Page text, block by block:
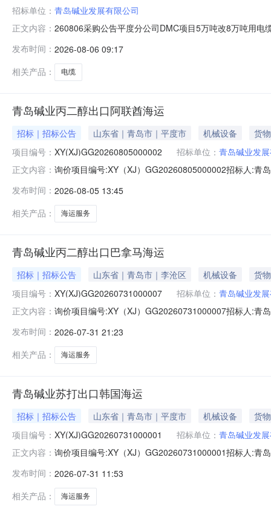
招标单位： 青岛碱业发展有限公司
正文内容： 260806采购公告平度分公司DMC项目5万吨改8万吨用电
发布时间： 2026-08-06 09:17
相关产品：
电缆
青岛碱业丙二醇出口阿联酋海运
招标｜招标公告 山东省｜青岛市｜平度市 机械设备
货物
项目编号： XY(XJ)GG20260805000002 招标单位： 青岛碱业发
正文内容： 询价项目编号:XY（XJ）GG20260805000002招标人:青
话:15020060015
发布时间： 2026-08-05 13:45
相关产品：
海运服务
青岛碱业丙二醇出口巴拿马海运
招标｜招标公告 山东省｜青岛市｜李沧区 机械设备
货物
项目编号： XY(XJ)GG20260731000007 招标单位： 青岛碱业发
正文内容： 询价项目编号:XY（XJ）GG20260731000007招标人:青
人:姚女士联系电话:15020060015
发布时间： 2026-07-31 21:23
相关产品：
海运服务
青岛碱业苏打出口韩国海运
招标｜招标公告 山东省｜青岛市｜平度市 机械设备
货物
项目编号： XY(XJ)GG20260731000001 招标单位： 青岛碱业发
正文内容： 询价项目编号:XY（XJ）GG20260731000001招标人:青
发布时间： 2026-07-31 11:53
相关产品：
海运服务